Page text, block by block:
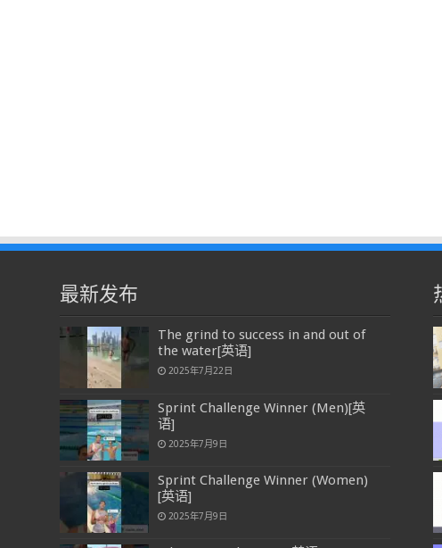
最新发布
The grind to success in and out of
the water[英语]
2025年7月22日
Sprint Challenge Winner (Men)[英
语]
2025年7月9日
Sprint Challenge Winner (Women)
[英语]
2025年7月9日